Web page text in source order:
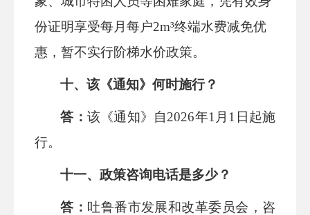
份证明享受每月每户2m³终端水费减免优
惠，暂不实行阶梯水价政策。
十、该《通知》何时施行？
答： 该《通知》自2026年1 月 1 日起施
行。
十一、政策咨询电话是多少？
答： 吐鲁番市发展和改革委员会，咨